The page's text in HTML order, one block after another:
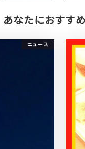
あなたにおすす
ニュース